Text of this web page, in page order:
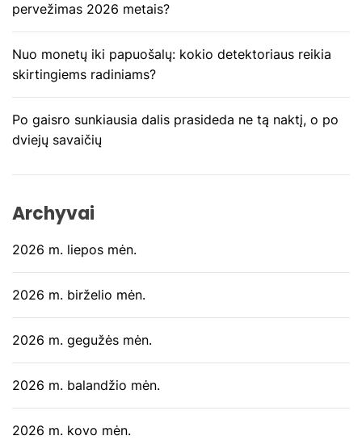
p
į
r
a
pervežimas 2026 metais?
Nuo monetų iki papuošalų: kokio detektoriaus reikia
skirtingiems radiniams?
Po gaisro sunkiausia dalis prasideda ne tą naktį, o po
dviejų savaičių
Archyvai
2026 m. liepos mėn.
2026 m. birželio mėn.
2026 m. gegužės mėn.
2026 m. balandžio mėn.
2026 m. kovo mėn.